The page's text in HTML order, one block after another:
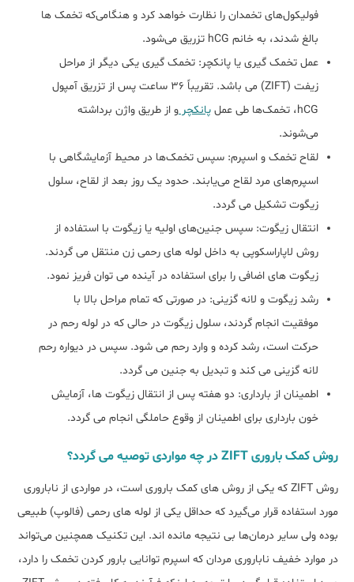
فولیکول‌های تخمدان را نظارت خواهد کرد و هنگامی‌که تخمک ها
بالغ شدند، به خانم hCG تزریق می‌شود.
عمل تخمک گیری یا پانکچر: تخمک گیری یکی دیگر از مراحل
زیفت (ZIFT) می باشد. تقریباً 36 ساعت پس از تزریق آمپول
hCG، تخمک‌ها طی عمل
پانکچر و از طریق واژن برداشته
می‌شوند.
لقاح تخمک و اسپرم: سپس تخمک‌ها در محیط آزمایشگاهی با
اسپرم‌های مرد لقاح می‌یابند. حدود یک روز بعد از لقاح، سلول
زیگوت تشکیل می گردد.
انتقال زیگوت: سپس جنین‌های اولیه یا زیگوت با استفاده از
روش لاپاراسکوپی به داخل لوله‌ های رحمی زن منتقل می گردند.
زیگوت های اضافی را برای استفاده در آینده می توان فریز نمود.
رشد زیگوت و لانه گزینی: در صورتی که تمام مراحل بالا با
موفقیت انجام گردند، سلول زیگوت در حالی که در لوله رحم در
حرکت است، رشد کرده و وارد رحم می شود. سپس در دیواره رحم
لانه گزینی می کند و تبدیل به جنین می گردد.
اطمینان از بارداری: دو هفته پس از انتقال زیگوت ها، آزمایش
خون بارداری برای اطمینان از وقوع حاملگی انجام می گردد.
روش کمک باروری ZIFT در چه مواردی توصیه می گردد؟
روش ZIFT که یکی از روش های کمک باروری است، در مواردی از ناباروری
مورد استفاده قرار می‌گیرد که حداقل یکی از لوله ‌های رحمی (فالوپ) طبیعی
بوده ولی سایر درمان‌ها بی نتیجه مانده اند. این تکنیک همچنین می‌تواند
در موارد خفیف ناباروری مردان که اسپرم توانایی بارور کردن تخمک را دارد،